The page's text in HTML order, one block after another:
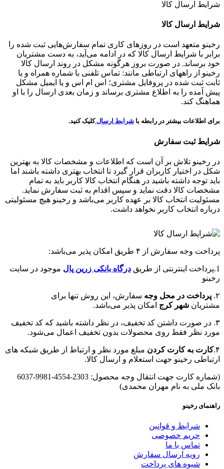
شرایط ارسال کالا
شرایط ارسال کالا
رخینو متعهد است در روزهای کاری تمام سفارش‌هایی ثبت شده را
برابر با شرایط ارسال کالا که در ادامه می‌آید، به دست مشتریان
خود برساند. در صورت بروز هرگونه مشکل در روند ارسال کالا
رخینو از راههای ارتباطی مانند: تماس تلفنی با شماره همراه و یا
ثابت ثبت شده در پروفایل مشتری؛ اس ام اس و یا ایمیل مشکل
پیش آمده را به اطلاع مشتری برساند و زمان بعدی ارسال را با او
هماهنگ کند.
برای اطلاعات بیشتر در رابطه با شرایط ارسال کلیک کنید.
شرایط ثبت سفارش
در رخینو تلاش بر آن است که اطلاعات و مشخصات کالا به بهترین
شکل در اختیار کاربران قرار گیرد تا انتخاب بهتری داشته باشند اما
باید توجه داشته باشید در هنگام انتخاب کالا کاربر باید به تمام
مشخصات کالا دقت نماید و سپس اقدام به ثبت سفارش نماید.
مسئولیت انتخاب کالا بر عهده کاربر می‌باشد و رخینو هیچ مسئولیتی
درباره انتخاب کاربر نخواهد داشت.
پرداخت وجه سفارش از ۴ طریق امکان پذیر می‌باشد:
1.پرداخت اینترنتی از طریق درگاه‌ بانکی زرین پال موجود در سایت
رخینو
۲. پرداخت در محل وجه سفارش، این روش تنها برای
مشتریان شهر کرج امکان پذیر می‌باشد.
۳. در صورت داشتن کد تخفیف، در نظر داشته باشید که کد تخفیف
مورد نظر فقط روی محصولات بدون تخفیف اعمال می‌شود.
۴. کارت به کارت کردن مبلغ مورد نظر و ارتباط از طریق شبکه های
ارتباطی رخینو جهت استعلام و ارسال کالا.
(شماره کارت جهت انتقال وجه محصول: 2303-4554-9981-6037
بانک ملی به نام مهران محمدی)
راهنمای رخینو
شرایط و قوانین
حریم خصوصی
تماس با ما
رویه ارسال سفارش
شیوه های پرداخت